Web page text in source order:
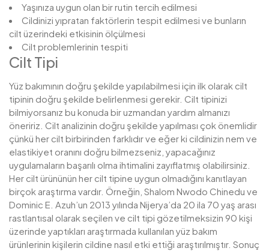
Yaşınıza uygun olan bir rutin tercih edilmesi
Cildinizi yıpratan faktörlerin tespit edilmesi ve bunların
cilt üzerindeki etkisinin ölçülmesi
Cilt problemlerinin tespiti
Cilt Tipi
Yüz bakımının doğru şekilde yapılabilmesi için ilk olarak cilt
tipinin doğru şekilde belirlenmesi gerekir. Cilt tipinizi
bilmiyorsanız bu konuda bir uzmandan yardım almanızı
öneririz. Cilt analizinin doğru şekilde yapılması çok önemlidir
çünkü her cilt birbirinden farklıdır ve eğer ki cildinizin nem ve
elastikiyet oranını doğru bilmezseniz, yapacağınız
uygulamaların başarılı olma ihtimalini zayıflatmış olabilirsiniz.
Her cilt ürününün her cilt tipine uygun olmadığını kanıtlayan
birçok araştırma vardır. Örneğin, Shalom Nwodo Chinedu ve
Dominic E. Azuh’un 2013 yılında Nijerya’da 20 ila 70 yaş arası
rastlantısal olarak seçilen ve cilt tipi gözetilmeksizin 90 kişi
üzerinde yaptıkları araştırmada kullanılan yüz bakım
ürünlerinin kişilerin cildine nasıl etki ettiği araştırılmıştır. Sonuç